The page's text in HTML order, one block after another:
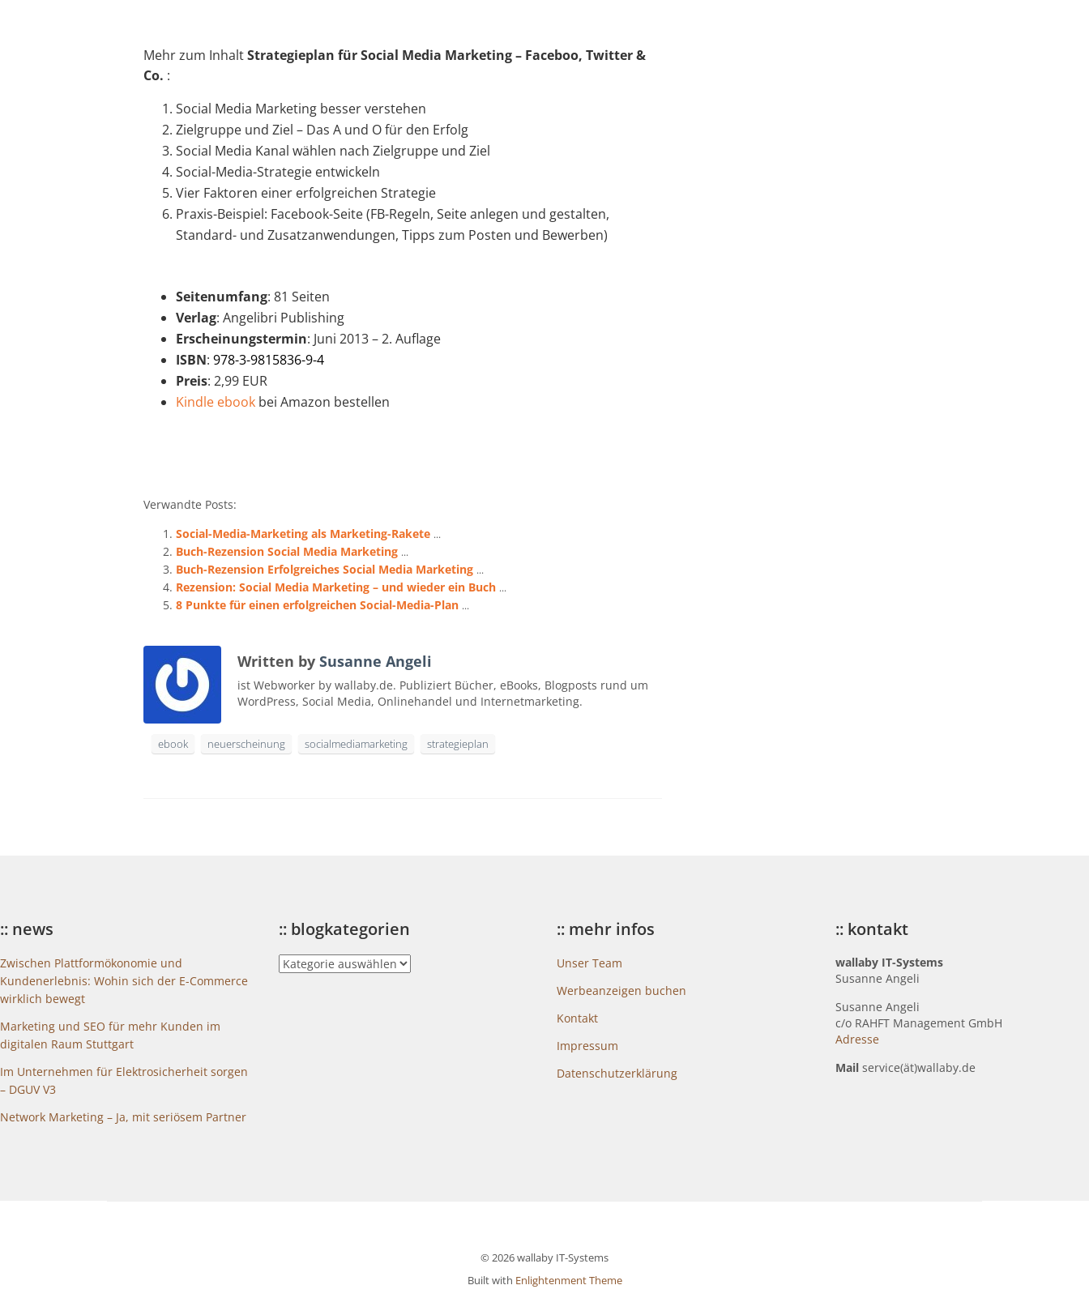
Mehr zum InhaltStrategieplan für Social Media Marketing – Faceboo, Twitter &
Co. :
Social Media Marketing besser verstehen
Zielgruppe und Ziel – Das A und O für den Erfolg
Social Media Kanal wählen nach Zielgruppe und Ziel
Social-Media-Strategie entwickeln
Vier Faktoren einer erfolgreichen Strategie
Praxis-Beispiel: Facebook-Seite (FB-Regeln, Seite anlegen und gestalten,
Standard- und Zusatzanwendungen, Tipps zum Posten und Bewerben)
Seitenumfang: 81 Seiten
Verlag: Angelibri Publishing
Erscheinungstermin: Juni 2013 – 2. Auflage
ISBN: 978-3-9815836-9-4
Preis: 2,99 EUR
Kindle ebook bei Amazon bestellen
Verwandte Posts:
Social-Media-Marketing als Marketing-Rakete ...
Buch-Rezension Social Media Marketing ...
Buch-Rezension Erfolgreiches Social Media Marketing ...
Rezension: Social Media Marketing – und wieder ein Buch ...
8 Punkte für einen erfolgreichen Social-Media-Plan ...
Written by Susanne Angeli
ist Webworker by wallaby.de. Publiziert Bücher, eBooks, Blogposts rund um
WordPress, Social Media, Onlinehandel und Internetmarketing.
ebook neuerscheinung socialmediamarketing strategieplan
:: news
Zwischen Plattformökonomie und
Kundenerlebnis: Wohin sich der E-Commerce
wirklich bewegt
Marketing und SEO für mehr Kunden im
digitalen Raum Stuttgart
Im Unternehmen für Elektrosicherheit sorgen
– DGUV V3
Network Marketing – Ja, mit seriösem Partner
:: blogkategorien
::
blogkategorien
:: mehr infos
Unser Team
Werbeanzeigen buchen
Kontakt
Impressum
Datenschutzerklärung
:: kontakt
wallaby IT-Systems
Susanne Angeli
Susanne Angeli
c/o RAHFT Management GmbH
Adresse
Mailservice(ät)wallaby.de
© 2026 wallaby IT-Systems
Built with Enlightenment Theme